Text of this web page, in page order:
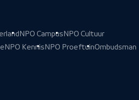
NPO Campus NPO Cultuur
NPO Kennis NPO ProeftuinOmbudsman